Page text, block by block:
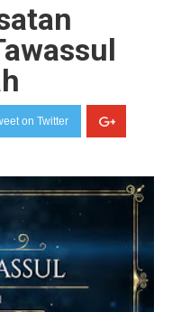
on Twitter